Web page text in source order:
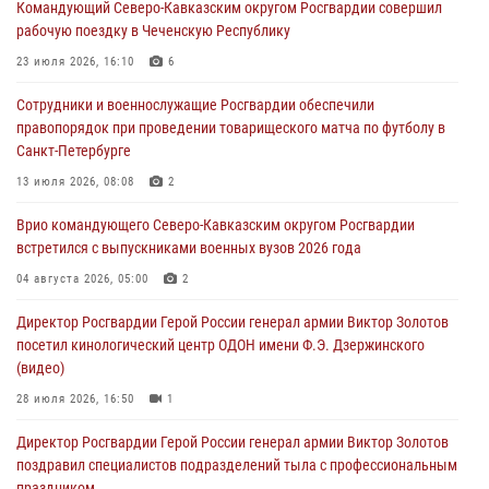
10 августа 2026, 13:00
В Кировской области состоялось открытие мемориальной доски в
10 августа 2026, 13:00
В Ленобласти сотрудники Росгвардии и полиции задержали
разыскиваемого опасного рецидивиста, подозреваемого в
10 августа 2026, 12:38 1
Сотрудники Росгвардии провели оперативно-профилактическое
10 августа 2026, 12:00
Командующий Северо-Кавказским округом Росгвардии совершил
рабочую поездку в Чеченскую Республику
23 июля 2026, 16:10 6
Сотрудники и военнослужащие Росгвардии обеспечили
правопорядок при проведении товарищеского матча по футболу в
Санкт-Петербурге
13 июля 2026, 08:08 2
Врио командующего Северо-Кавказским округом Росгвардии
встретился с выпускниками военных вузов 2026 года
04 августа 2026, 05:00 2
Директор Росгвардии Герой России генерал армии Виктор Золотов
посетил кинологический центр ОДОН имени Ф.Э. Дзержинского
(видео)
28 июля 2026, 16:50 1
Директор Росгвардии Герой России генерал армии Виктор Золотов
поздравил специалистов подразделений тыла с профессиональным